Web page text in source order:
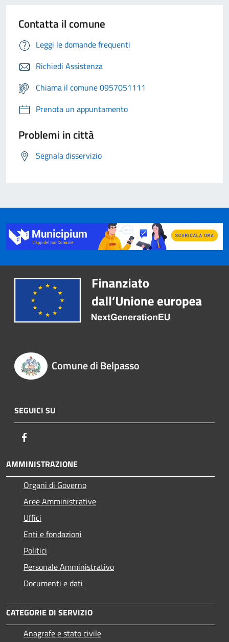
Contatta il comune
Leggi le domande frequenti
Richiedi Assistenza
Chiama il comune 0957051111
Prenota un appuntamento
Problemi in città
Segnala disservizio
Comune di Belpasso
SEGUICI SU
AMMINISTRAZIONE
Organi di Governo
Aree Amministrative
Uffici
Enti e fondazioni
Politici
Personale Amministrativo
Documenti e dati
CATEGORIE DI SERVIZIO
Anagrafe e stato civile